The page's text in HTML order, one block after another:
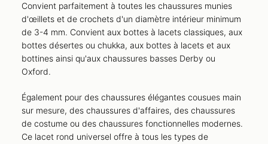
Convient parfaitement à toutes les chaussures munies
d'œillets et de crochets d'un diamètre intérieur minimum
de 3-4 mm. Convient aux bottes à lacets classiques, aux
bottes désertes ou chukka, aux bottes à lacets et aux
bottines ainsi qu'aux chaussures basses Derby ou
Oxford.
Également pour des chaussures élégantes cousues main
sur mesure, des chaussures d'affaires, des chaussures
de costume ou des chaussures fonctionnelles modernes.
Ce lacet rond universel offre à tous les types de